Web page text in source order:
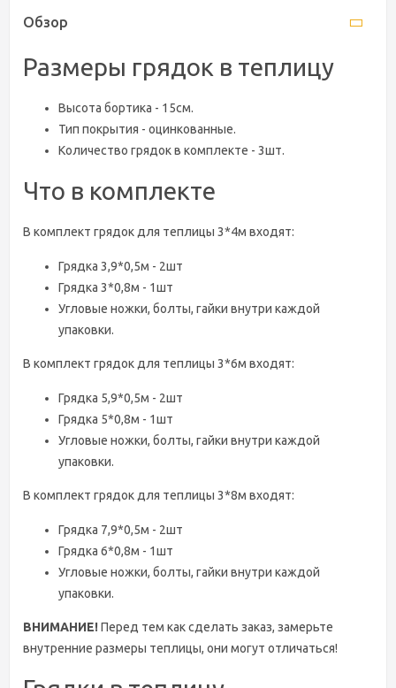
Обзор
Размеры грядок в теплицу
Высота бортика - 15см.
Тип покрытия - оцинкованные.
Количество грядок в комплекте - 3шт.
Что в комплекте
В комплект грядок для теплицы 3*4м входят:
Грядка 3,9*0,5м - 2шт
Грядка 3*0,8м - 1шт
Угловые ножки, болты, гайки внутри каждой
упаковки.
В комплект грядок для теплицы 3*6м входят:
Грядка 5,9*0,5м - 2шт
Грядка 5*0,8м - 1шт
Угловые ножки, болты, гайки внутри каждой
упаковки.
В комплект грядок для теплицы 3*8м входят:
Грядка 7,9*0,5м - 2шт
Грядка 6*0,8м - 1шт
Угловые ножки, болты, гайки внутри каждой
упаковки.
ВНИМАНИЕ! Перед тем как сделать заказ, замерьте
внутренние размеры теплицы, они могут отличаться!